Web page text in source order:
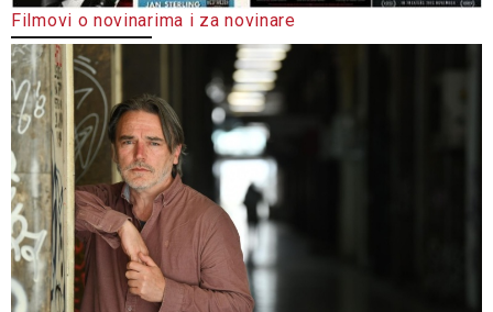
Filmovi o novinarima i za novinare